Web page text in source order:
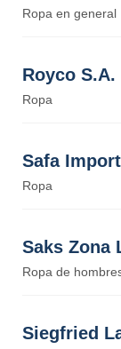
Ropa en general
Royco S.A.
Ropa
Safa
Ropa
Saks Zona
Ropa de
Siegfried